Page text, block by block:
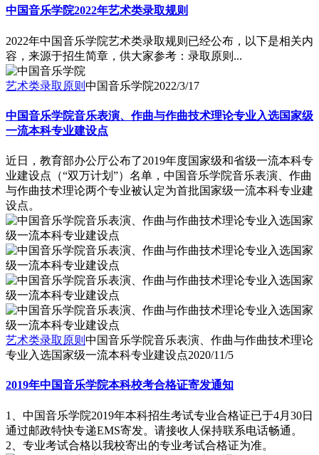
中国音乐学院2022年艺术类录取规则
2022年中国音乐学院艺术类录取规则已经公布，以下是相关内
容，来源于招生简章，供大家参考：录取原则...
艺术类录取原则 中国音乐学院2022/3/17
中国音乐学院音乐表演、作曲与作曲技术理论专业入选国家级
一流本科专业建设点
近日，教育部办公厅公布了2019年度国家级和省级一流本科专
业建设点（“双万计划”）名单，中国音乐学院音乐表演、作曲
与作曲技术理论两个专业被认定为首批国家级一流本科专业建
设点。
艺术类录取原则 中国音乐学院音乐表演、作曲与作曲技术理论
专业入选国家级一流本科专业建设点2020/11/5
2019年中国音乐学院本科校考合格证寄发通知
1、中国音乐学院2019年本科招生考试专业合格证已于4月30日
通过邮政特快专递EMS寄发。请接收人保持联系电话畅通。
2、专业考试合格以我校寄出的专业考试合格证为准。